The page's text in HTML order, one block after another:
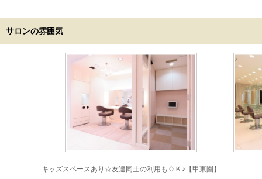
サロンの雰囲気
キッズスペースあり☆友達同士の利用もＯＫ♪【甲東園】